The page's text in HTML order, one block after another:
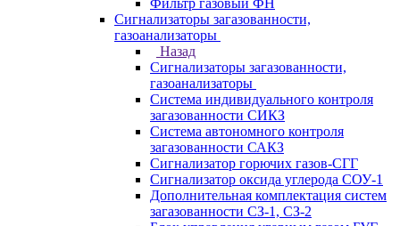
Фильтр газовый ФН
Сигнализаторы загазованности,
газоанализаторы
Назад
Сигнализаторы загазованности,
газоанализаторы
Система индивидуального контроля
загазованности СИКЗ
Система автономного контроля
загазованности САКЗ
Сигнализатор горючих газов-СГГ
Сигнализатор оксида углерода СОУ-1
Дополнительная комплектация систем
загазованности СЗ-1, СЗ-2